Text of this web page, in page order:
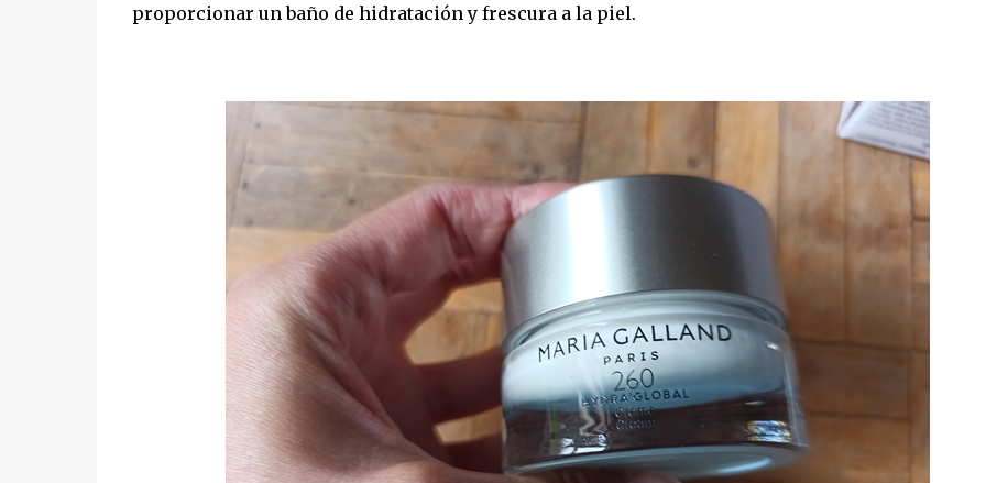
proporcionar un baño de hidratación y frescura a la piel.